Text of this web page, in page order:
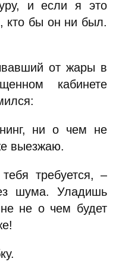
и если я это
кто бы он ни был.
от жары в
кабинете
ни о чем не
выезжаю.
требуется, –
шума. Уладишь
не о чем будет